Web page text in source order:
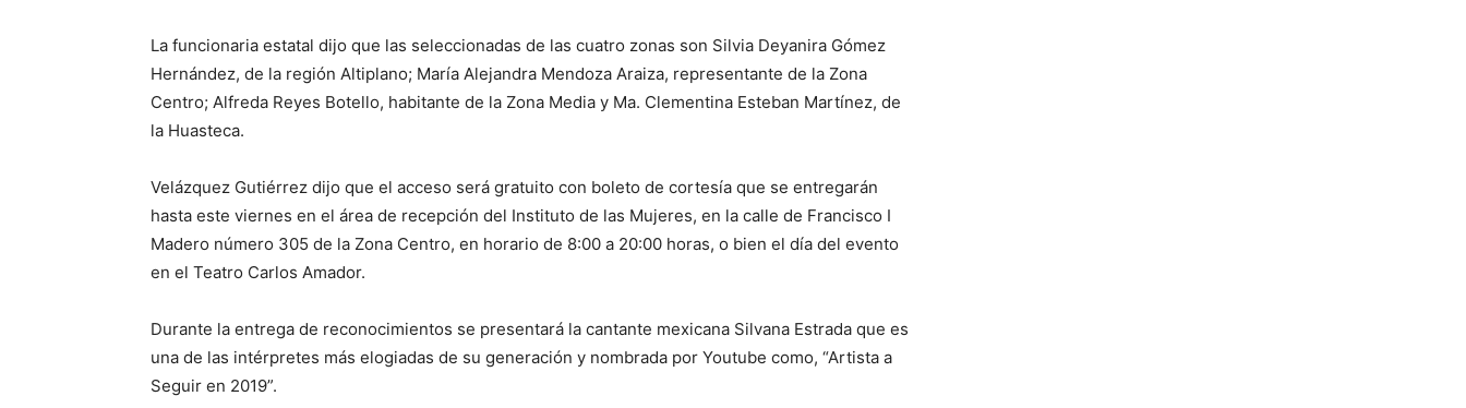
La funcionaria estatal dijo que las seleccionadas de las cuatro zonas son Silvia Deyanira Gómez
Hernández, de la región Altiplano; María Alejandra Mendoza Araiza, representante de la Zona
Centro; Alfreda Reyes Botello, habitante de la Zona Media y Ma. Clementina Esteban Martínez, de
la Huasteca.
Velázquez Gutiérrez dijo que el acceso será gratuito con boleto de cortesía que se entregarán
hasta este viernes en el área de recepción del Instituto de las Mujeres, en la calle de Francisco I
Madero número 305 de la Zona Centro, en horario de 8:00 a 20:00 horas, o bien el día del evento
en el Teatro Carlos Amador.
Durante la entrega de reconocimientos se presentará la cantante mexicana Silvana Estrada que es
una de las intérpretes más elogiadas de su generación y nombrada por Youtube como, “Artista a
Seguir en 2019”.